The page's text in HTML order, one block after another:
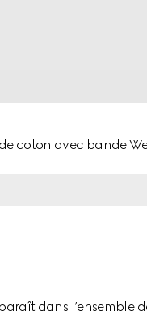
coton avec bande
dans l’ensemble